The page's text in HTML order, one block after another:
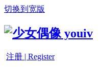
切换到宽版
注册 | Register